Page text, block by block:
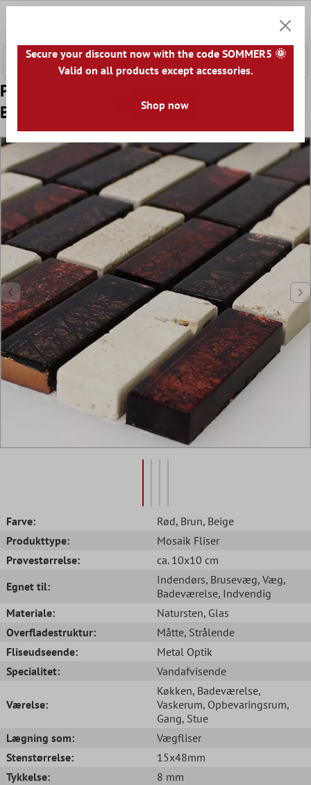
Prøve Mosaik Fliser Natursten Glas Rød
Brun Beige Skifer Stick
Farve: Rød, Brun, Beige
Produkttype:
Mosaik Fliser
Prøvestørrelse:
ca. 10x10 cm
Egnet til:
Indendørs, Brusevæg, Væg,
Badeværelse, Indvendig
Materiale:
Natursten, Glas
Overfladestruktur:
Måtte, Strålende
Fliseudseende:
Metal Optik
Specialitet:
Vandafvisende
Værelse:
Køkken, Badeværelse,
Vaskerum, Opbevaringsrum,
Gang, Stue
Lægning som:
Vægfliser
Stenstørrelse:
15x48mm
Tykkelse:
8 mm
Secure your discount now with the code SOMMER5 🌞
Valid on all products except accessories.
Shop now